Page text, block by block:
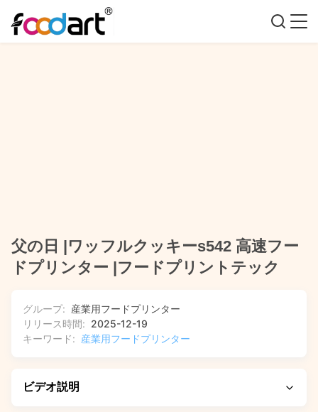
父の日 |ワッフルクッキーs542 高速フー
ドプリンター |フードプリントテック
グループ: 産業用フードプリンター
リリース時間: 2025-12-19
キーワード: 産業用フードプリンター
ビデオ説明